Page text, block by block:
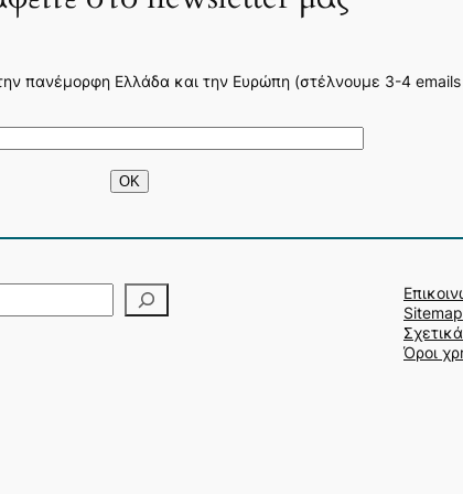
πανέμορφη Ελλάδα και την Ευρώπη (στέλνουμε 3-4
Sitemap
Όροι